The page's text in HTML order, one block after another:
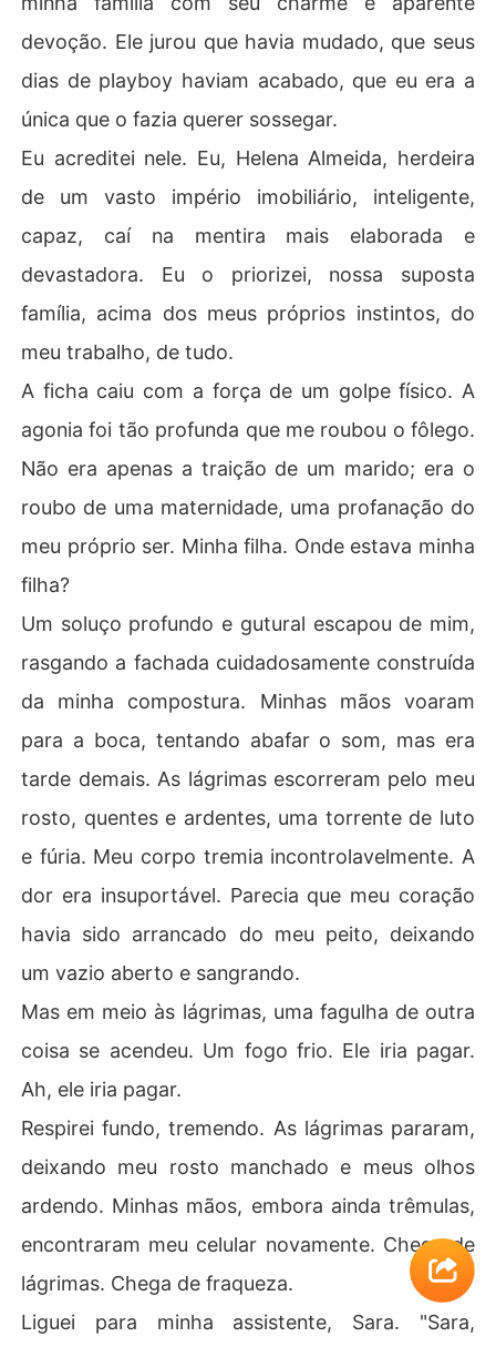
devoção. Ele jurou que havia mudado, que seus
dias de playboy haviam acabado, que eu era a
única que o fazia querer sossegar.
Eu acreditei nele. Eu, Helena Almeida, herdeira
de um vasto império imobiliário, inteligente,
capaz, caí na mentira mais elaborada e
devastadora. Eu o priorizei, nossa suposta
família, acima dos meus próprios instintos, do
meu trabalho, de tudo.
A ficha caiu com a força de um golpe físico. A
agonia foi tão profunda que me roubou o fôlego.
Não era apenas a traição de um marido; era o
roubo de uma maternidade, uma profanação do
meu próprio ser. Minha filha. Onde estava minha
filha?
Um soluço profundo e gutural escapou de mim,
rasgando a fachada cuidadosamente construída
da minha compostura. Minhas mãos voaram
para a boca, tentando abafar o som, mas era
tarde demais. As lágrimas escorreram pelo meu
rosto, quentes e ardentes, uma torrente de luto
e fúria. Meu corpo tremia incontrolavelmente. A
dor era insuportável. Parecia que meu coração
havia sido arrancado do meu peito, deixando
um vazio aberto e sangrando.
Mas em meio às lágrimas, uma fagulha de outra
coisa se acendeu. Um fogo frio. Ele iria pagar.
Ah, ele iria pagar.
Respirei fundo, tremendo. As lágrimas pararam,
deixando meu rosto manchado e meus olhos
ardendo. Minhas mãos, embora ainda trêmulas,
encontraram meu celular novamente. Chega de
lágrimas. Chega de fraqueza.
Liguei para minha assistente, Sara. "Sara,